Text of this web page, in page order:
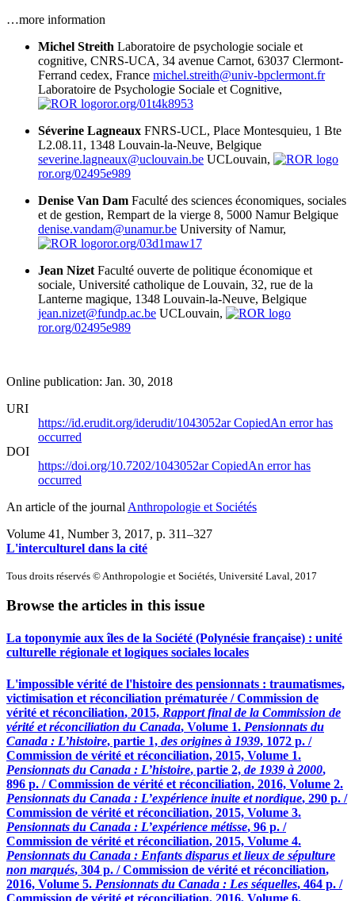
…more information
Michel Streith Laboratoire de psychologie sociale et
cognitive, CNRS-UCA, 34 avenue Carnot, 63037 Clermont-
Ferrand cedex, France michel.streith@univ-bpclermont.fr
Laboratoire de Psychologie Sociale et Cognitive,
ror.org/01t4k8953
Séverine Lagneaux FNRS-UCL, Place Montesquieu, 1 Bte
L2.08.11, 1348 Louvain-la-Neuve, Belgique
severine.lagneaux@uclouvain.be UCLouvain,
ror.org/02495e989
Denise Van Dam Faculté des sciences économiques, sociales
et de gestion, Rempart de la vierge 8, 5000 Namur Belgique
denise.vandam@unamur.be University of Namur,
ror.org/03d1maw17
Jean Nizet Faculté ouverte de politique économique et
sociale, Université catholique de Louvain, 32, rue de la
Lanterne magique, 1348 Louvain-la-Neuve, Belgique
jean.nizet@fundp.ac.be UCLouvain,
ror.org/02495e989
Online publication: Jan. 30, 2018
URI
https://id.erudit.org/iderudit/1043052arCopiedAn error has
occurred
DOI
https://doi.org/10.7202/1043052arCopiedAn error has
occurred
An article of the journal Anthropologie et Sociétés
Volume 41, Number 3, 2017, p. 311–327
L'interculturel dans la cité
Tous droits réservés © Anthropologie et Sociétés, Université Laval, 2017
Browse the articles in this issue
La toponymie aux îles de la Société (Polynésie française) : unité
culturelle régionale et logiques sociales locales
L'impossible vérité de l'histoire des pensionnats : traumatismes,
victimisation et réconciliation prématurée / Commission de
vérité et réconciliation, 2015, Rapport final de la Commission de
vérité et réconciliation du Canada, Volume 1. Pensionnats du
Canada : L’histoire, partie 1, des origines à 1939, 1072 p. /
Commission de vérité et réconciliation, 2015, Volume 1.
Pensionnats du Canada : L’histoire, partie 2, de 1939 à 2000,
896 p. / Commission de vérité et réconciliation, 2016, Volume 2.
Pensionnats du Canada : L’expérience inuite et nordique, 290 p. /
Commission de vérité et réconciliation, 2015, Volume 3.
Pensionnats du Canada : L’expérience métisse, 96 p. /
Commission de vérité et réconciliation, 2015, Volume 4.
Pensionnats du Canada : Enfants disparus et lieux de sépulture
non marqués, 304 p. / Commission de vérité et réconciliation,
2016, Volume 5. Pensionnats du Canada : Les séquelles, 464 p. /
Commission de vérité et réconciliation, 2016, Volume 6.